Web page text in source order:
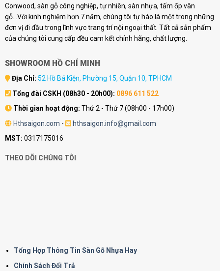
Conwood, sàn gỗ công nghiệp, tự nhiên, sàn nhựa, tấm ốp vân
gỗ...Với kinh nghiệm hơn 7 năm, chúng tôi tự hào là một trong những
đơn vị đi đầu trong lĩnh vực trang trí nội ngoại thất. Tất cả sản phẩm
của chúng tôi cung cấp đều cam kết chính hãng, chất lượng.
SHOWROOM HỒ CHÍ MINH
Địa Chỉ: 52 Hồ Bá Kiện, Phường 15, Quận 10, TPHCM
Tổng đài CSKH (08h30 - 20h00): 0896 611 522
Thời gian hoạt động: Thứ 2 - Thứ 7 (08h00 - 17h00)
Hthsaigon.com -
hthsaigon.info@gmail.com
MST: 0317175016
THEO DÕI CHÚNG TÔI
Tổng Hợp Thông Tin Sàn Gỗ Nhựa Hay
Chính Sách Đổi Trả